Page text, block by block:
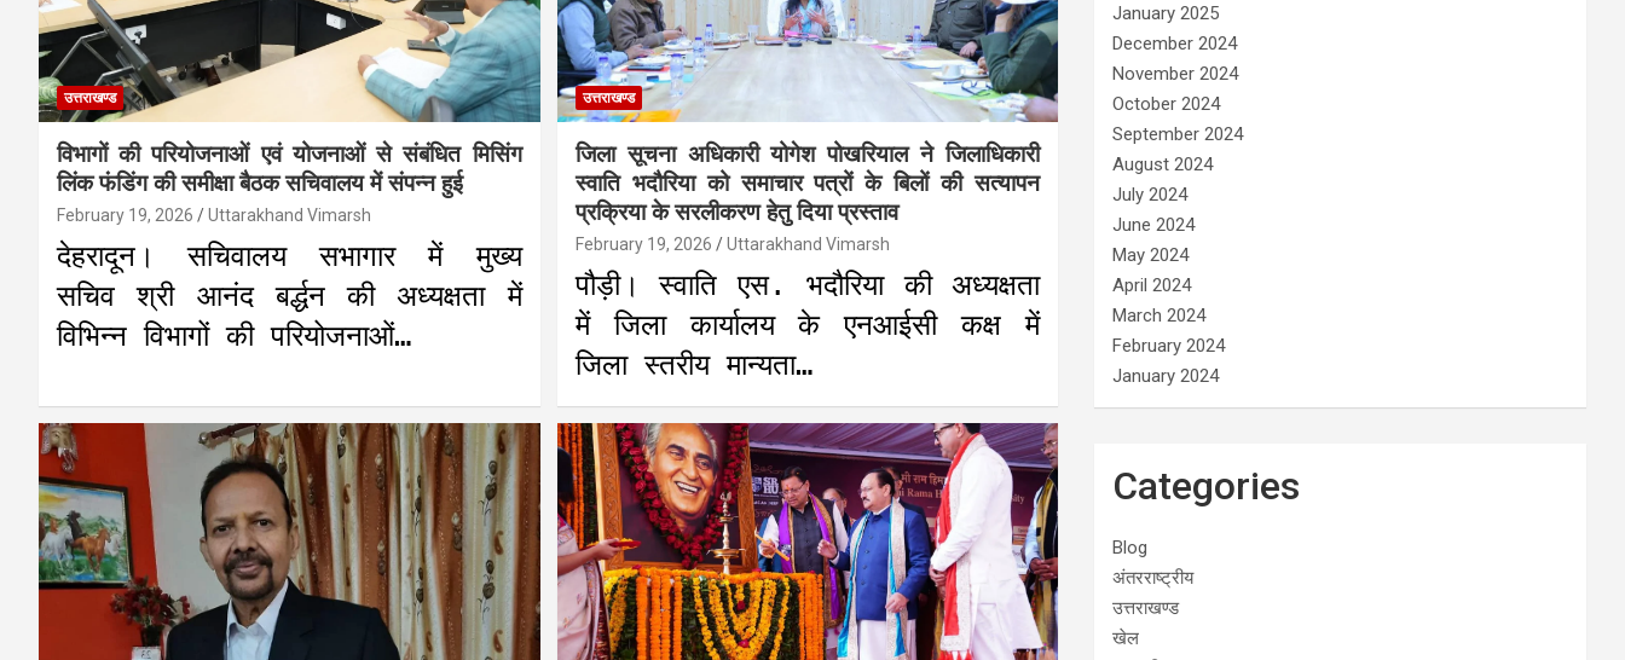
उत्तराखण्ड
विभागों की परियोजनाओं एवं योजनाओं से संबंधित मिसिंग
लिंक फंडिंग की समीक्षा बैठक सचिवालय में संपन्न हुई
February 19, 2026 Uttarakhand Vimarsh
देहरादून। सचिवालय सभागार में मुख्य
सचिव श्री आनंद बर्द्धन की अध्यक्षता में
विभिन्न विभागों की परियोजनाओं…
उत्तराखण्ड
जिला सूचना अधिकारी योगेश पोखरियाल ने जिलाधिकारी
स्वाति भदौरिया को समाचार पत्रों के बिलों की सत्यापन
प्रक्रिया के सरलीकरण हेतु दिया प्रस्ताव
February 19, 2026 Uttarakhand Vimarsh
पौड़ी। स्वाति एस. भदौरिया की अध्यक्षता
में जिला कार्यालय के एनआईसी कक्ष में
जिला स्तरीय मान्यता…
January 2025
December 2024
November 2024
October 2024
September 2024
August 2024
July 2024
June 2024
May 2024
April 2024
March 2024
February 2024
January 2024
Categories
Blog
अंतरराष्ट्रीय
उत्तराखण्ड
खेल